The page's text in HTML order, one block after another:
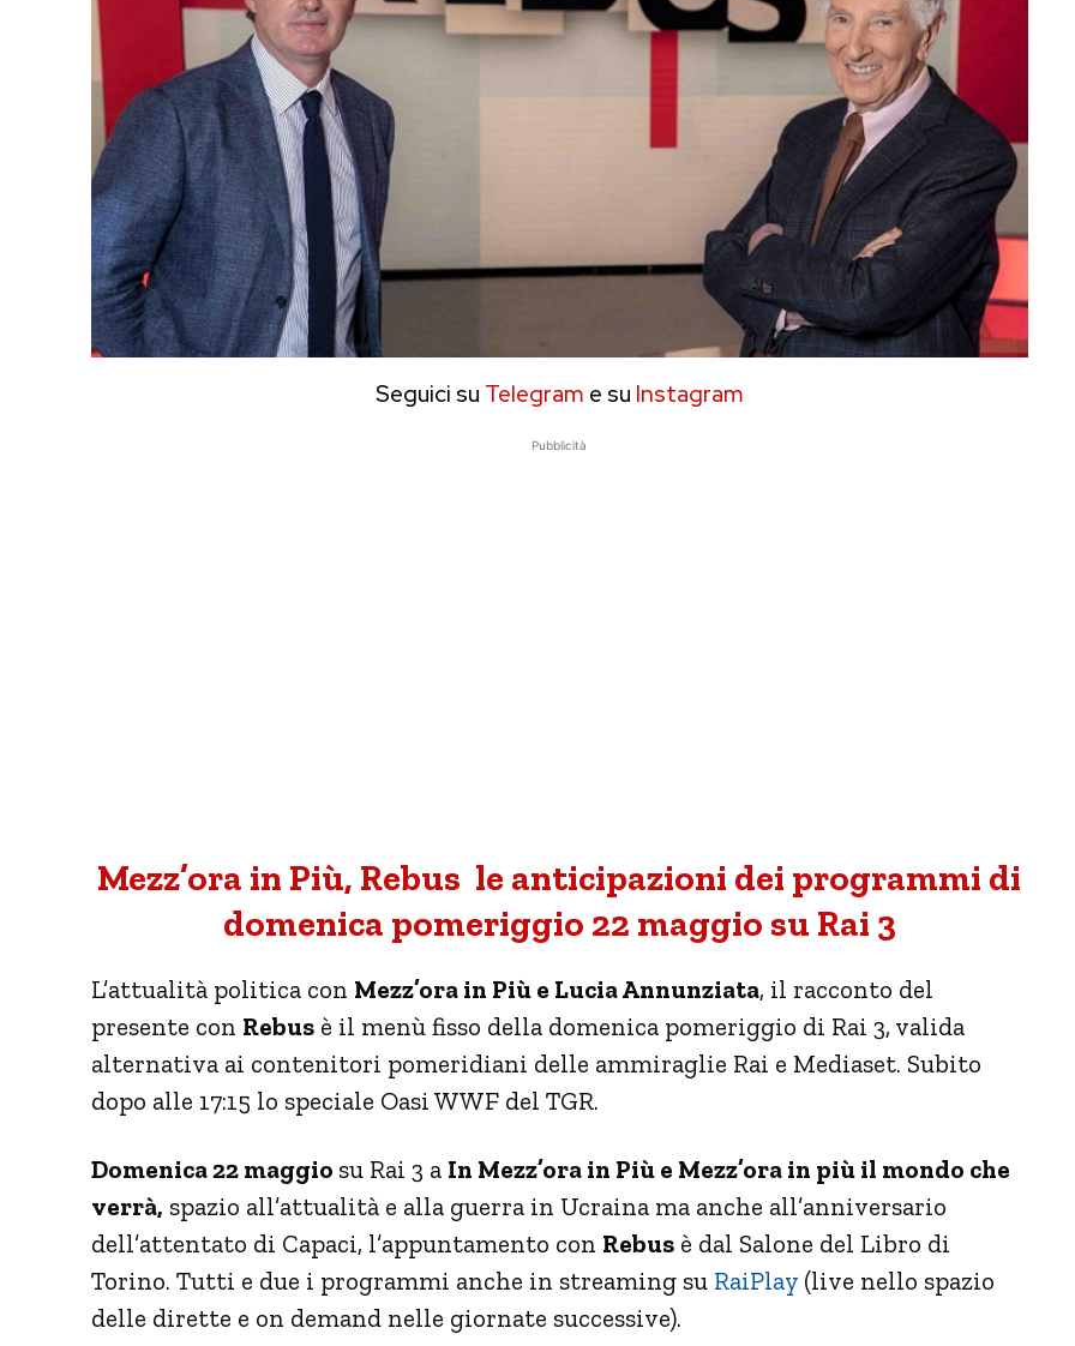
Seguici su Telegram e su Instagram
Pubblicità
Mezz’ora in Più, Rebus le anticipazioni dei programmi di
domenica pomeriggio 22 maggio su Rai 3
L’attualità politica con Mezz’ora in Più e Lucia Annunziata, il racconto del
presente con Rebus è il menù fisso della domenica pomeriggio di Rai 3, valida
alternativa ai contenitori pomeridiani delle ammiraglie Rai e Mediaset. Subito
dopo alle 17:15 lo speciale Oasi WWF del TGR.
Domenica 22 maggio su Rai 3 a In Mezz’ora in Più e Mezz’ora in più il mondo che
verrà, spazio all’attualità e alla guerra in Ucraina ma anche all’anniversario
dell’attentato di Capaci, l’appuntamento con Rebus è dal Salone del Libro di
Torino. Tutti e due i programmi anche in streaming su RaiPlay (live nello spazio
delle dirette e on demand nelle giornate successive).